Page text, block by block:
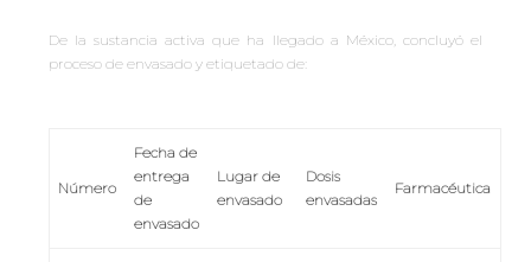
De la sustancia activa que ha llegado a México, concluyó el
proceso de envasado y etiquetado de:
Número
Fecha de
entrega
de
envasado
Lugar de
envasado
Dosis
envasadas
Farmacéutica